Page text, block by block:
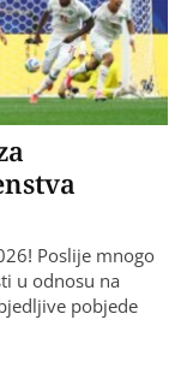
Poslije mnogo
u odnosu na
pobjede